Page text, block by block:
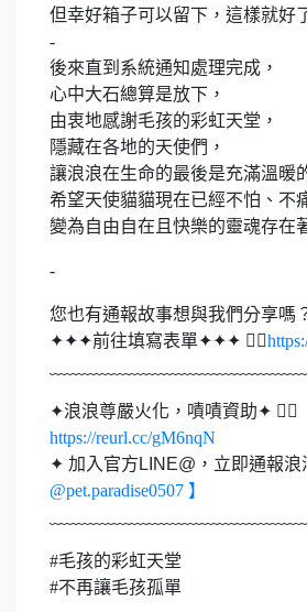
但幸好箱子可以留下，這樣就好
-
後來直到系統通知處理完成，
心中大石總算是放下，
由衷地感謝毛孩的彩虹天堂，
隱藏在各地的天使們，
讓浪浪在生命的最後是充滿溫暖
希望天使貓貓現在已經不怕、不
變為自由自在且快樂的靈魂存在
-
您也有通報故事想與我們分享嗎
✦✦✦前往填寫表單✦✦✦ 👉🏻
✦浪浪尊嚴火化，嘖嘖資助✦ 👉🏻
https://reurl.cc/gM6nqN
✦ 加入官方LINE@，立即通報浪
@pet.paradise0507 】
#毛孩的彩虹天堂
#不再讓毛孩孤單